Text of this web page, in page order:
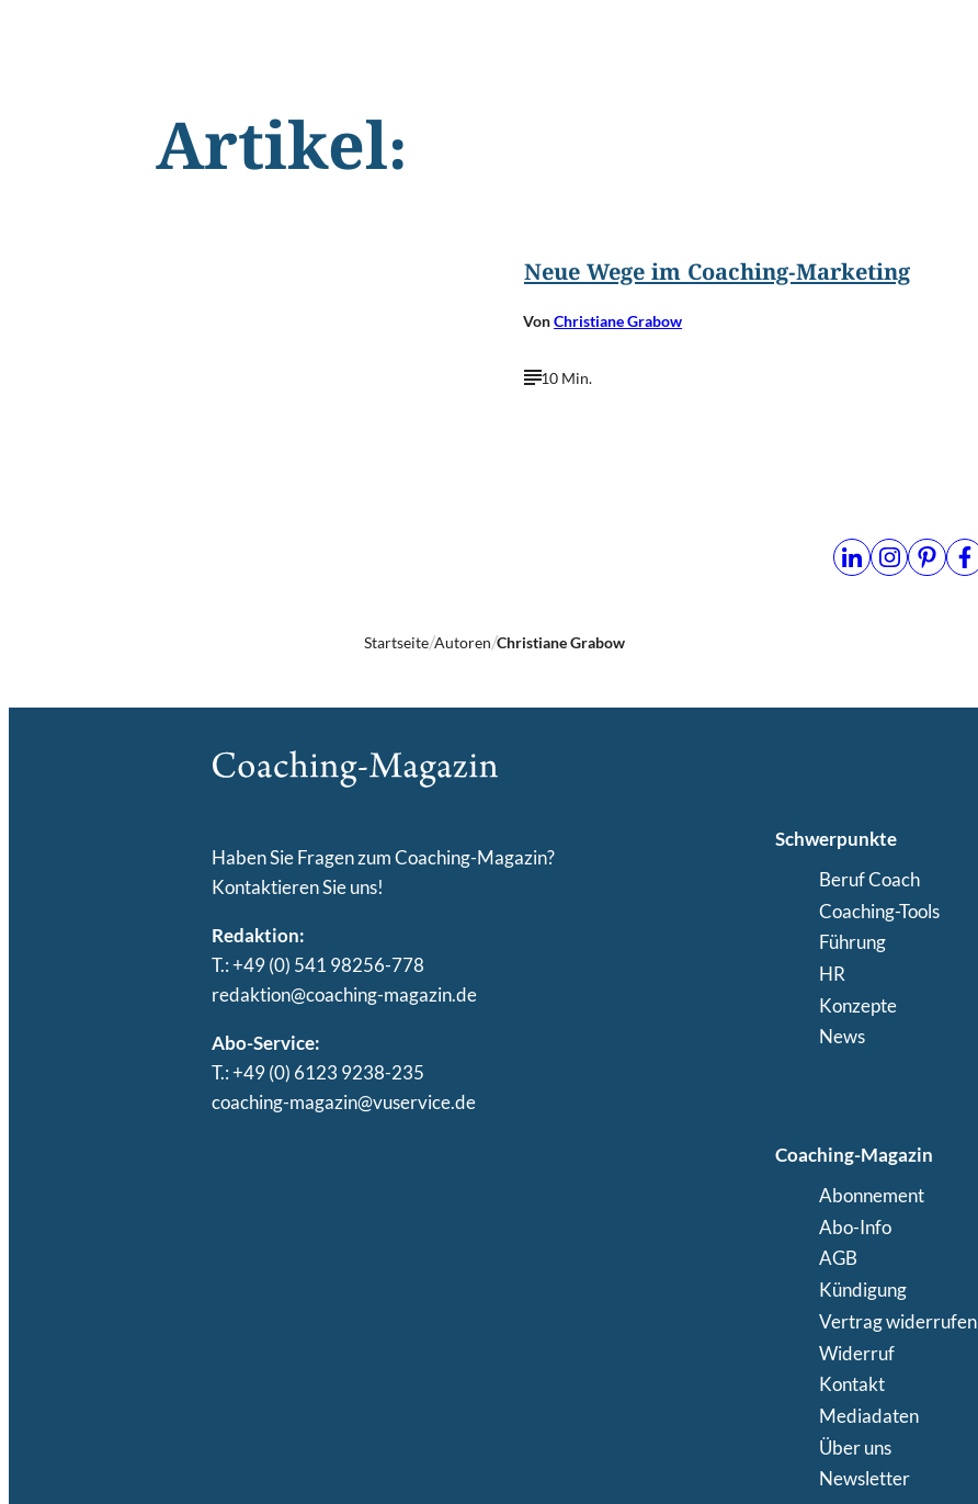
Artikel:
Neue Wege im Coaching-Marketing
VonChristiane Grabow
10 Min.
Startseite Autoren Christiane Grabow
Haben Sie Fragen zum Coaching-Magazin?
Kontaktieren Sie uns!
Redaktion:
T.: +49 (0) 541 98256-778
redaktion@coaching-magazin.de
Abo-Service:
T.: +49 (0) 6123 9238-235
coaching-magazin@vuservice.de
Schwerpunkte
Beruf Coach
Coaching-Tools
Führung
HR
Konzepte
News
Coaching-Magazin
Abonnement
Abo-Info
AGB
Kündigung
Vertrag widerrufen
Widerruf
Kontakt
Mediadaten
Über uns
Newsletter